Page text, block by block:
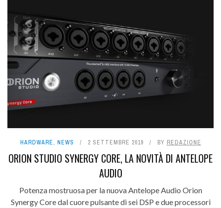
HARDWARE, NEWS 2 SETTEMBRE 2019 BY REDAZIONE
ORION STUDIO SYNERGY CORE, LA NOVITÀ DI ANTELOPE
AUDIO
Potenza mostruosa per la nuova Antelope Audio Orion
Synergy Core dal cuore pulsante di sei DSP e due processori